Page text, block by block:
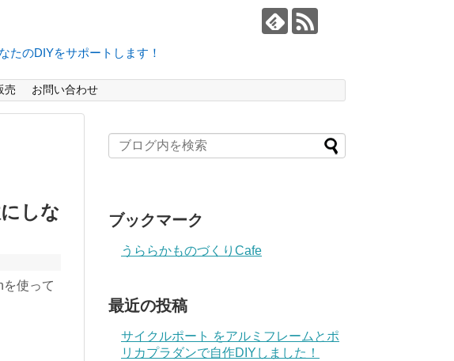
のDIYをサポートします！
売 お問い合わせ
しな
使って
ブックマーク
うららかものづくりCafe
最近の投稿
サイクルポート をアルミフレームとポ
リカプラダンで自作DIYしました！